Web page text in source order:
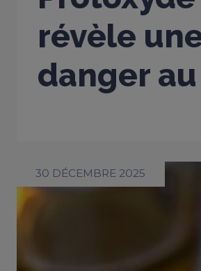
révèle
danger
30 DÉCEMBRE 2025